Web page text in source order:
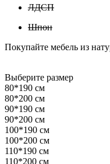
ЛДСП
Шпон
Покупайте мебель из
Выберите размер
80*190 см
80*200 см
90*190 см
90*200 см
100*190 см
100*200 см
110*190 см
110*200 см